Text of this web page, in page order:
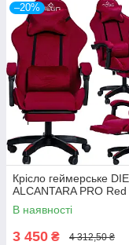
–20%
Крісло геймерське
ALCANTARA PRO Red
В наявності
3 450 ₴ 4 312,50 ₴